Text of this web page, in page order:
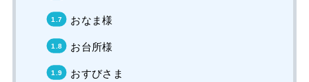
おなま様
お台所様
おすびさま